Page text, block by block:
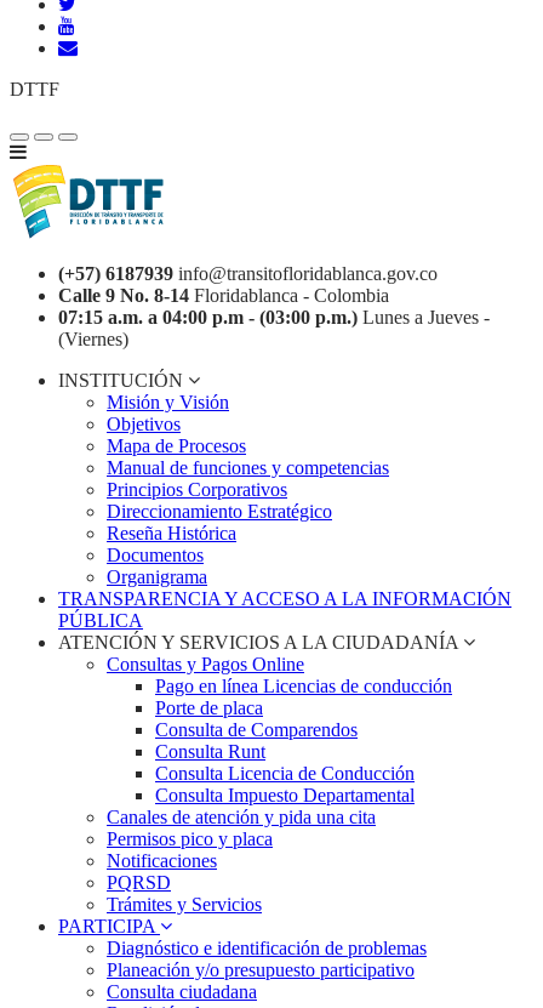
DTTF
(+57) 6187939 info@transitofloridablanca.gov.co
Calle 9 No. 8-14 Floridablanca - Colombia
07:15 a.m. a 04:00 p.m - (03:00 p.m.) Lunes a Jueves -
(Viernes)
INSTITUCIÓN
Misión y Visión
Objetivos
Mapa de Procesos
Manual de funciones y competencias
Principios Corporativos
Direccionamiento Estratégico
Reseña Histórica
Documentos
Organigrama
TRANSPARENCIA Y ACCESO A LA INFORMACIÓN
PÚBLICA
ATENCIÓN Y SERVICIOS A LA CIUDADANÍA
Consultas y Pagos Online
Pago en línea Licencias de conducción
Porte de placa
Consulta de Comparendos
Consulta Runt
Consulta Licencia de Conducción
Consulta Impuesto Departamental
Canales de atención y pida una cita
Permisos pico y placa
Notificaciones
PQRSD
Trámites y Servicios
PARTICIPA
Diagnóstico e identificación de problemas
Planeación y/o presupuesto participativo​
Consulta ciudadana